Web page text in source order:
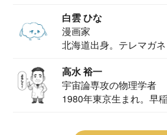
白雲 ひな
漫画家
北海道出身。テレマガ
高水 裕一
宇宙論専攻の物理学者
1980年東京生まれ。早